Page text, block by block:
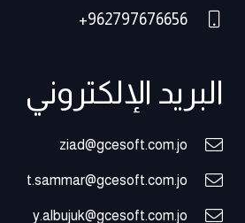
962797676656+
البريد الإلكتروني
ziad@gcesoft.com.jo
t.sammar@gcesoft.com.jo
y.albujuk@gcesoft.com.jo